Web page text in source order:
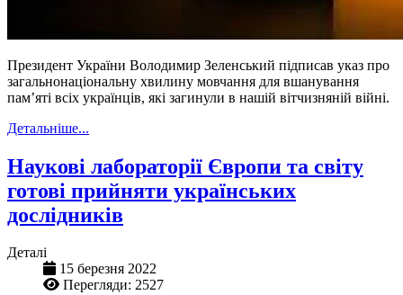
Президент України Володимир Зеленський підписав указ про
загальнонаціональну хвилину мовчання для вшанування
пам’яті всіх українців, які загинули в нашій вітчизняній війні.
Детальніше...
Наукові лабораторії Європи та світу
готові прийняти українських
дослідників
Деталі
15 березня 2022
Перегляди: 2527